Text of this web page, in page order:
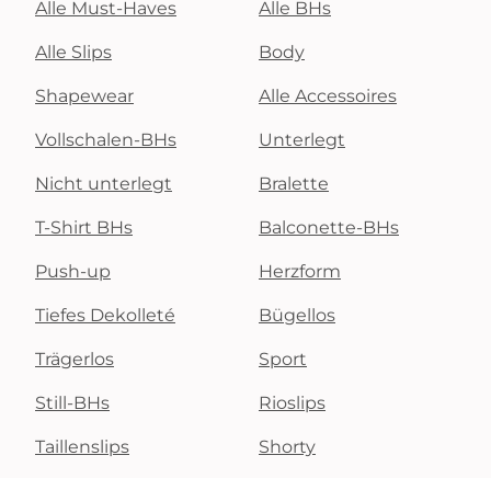
Alle Must-Haves Alle BHs
Alle Slips Body
Shapewear Alle Accessoires
Vollschalen-BHs Unterlegt
Nicht unterlegt Bralette
T-Shirt BHs Balconette-BHs
Push-up Herzform
Tiefes Dekolleté Bügellos
Trägerlos Sport
Still-BHs Rioslips
Taillenslips Shorty